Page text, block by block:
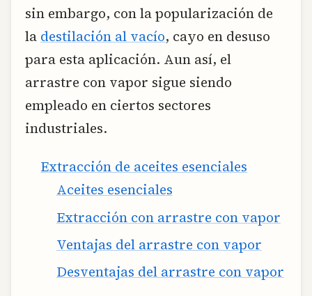
sin embargo, con la popularización de
la destilación al vacío, cayo en desuso
para esta aplicación. Aun así, el
arrastre con vapor sigue siendo
empleado en ciertos sectores
industriales.
Extracción de aceites esenciales
Aceites esenciales
Extracción con arrastre con vapor
Ventajas del arrastre con vapor
Desventajas del arrastre con vapor